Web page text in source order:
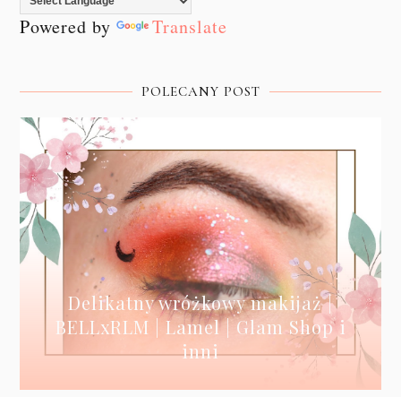
Powered by Translate
POLECANY POST
Delikatny wróżkowy makijaż |
BELLxRLM | Lamel | Glam Shop i
inni